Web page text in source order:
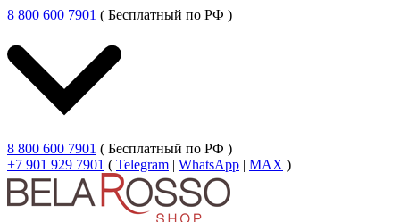
8 800 600 7901 ( Бесплатный по РФ )
8 800 600 7901 ( Бесплатный по РФ )
+7 901 929 7901 ( Telegram | WhatsApp | MAX )